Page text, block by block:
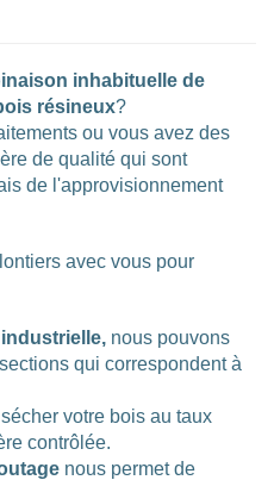
inhabituelle de
résineux?
ou vous avez des
de qualité qui sont
de l'approvisionnement
avec vous pour
nous pouvons
qui correspondent à
votre bois au taux
contrôlée.
nous permet de